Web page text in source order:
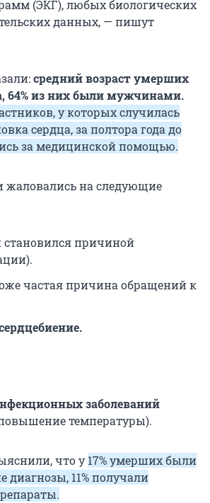
(ЭКГ), любых биологических
данных, — пишут
средний возраст умерших
64% из них были мужчинами.
у которых случилась
сердца, за полтора года до
за медицинской помощью.
жаловались на следующие
становился причиной
частая причина обращений к
заболеваний
температуры).
что у17% умерших были
диагнозы, 11% получали